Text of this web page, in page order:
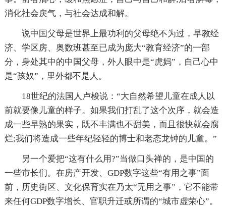
消化社会戾气，与社会达成和解。
说中国父母是世界上最功利的父母绝不为过，早教经
济、学区房、奥数班甚至已成为庞大“教育经济”的一部
分，身处其中的中国父母，外人眼中是“虎妈”，自己心中
是“孩奴”，里外都不是人。
18世纪的法国人卢梭说：“大自然希望儿童在成人以
前就要像儿童的样子。如果我们打乱了这个次序，就会造
成一些早熟的果实，既不丰满也不甜美，而且很快就会腐
烂;我们将造成一些年纪轻轻的博士和老态龙钟的儿童。”
另一个爱把“这有什么用?”当做口头禅的，是中国的
一些市长们。在房产开发、GDP数字这些“有用之事”面
前，历史街区、文化保育实在乃太“无用之事”，它不能带
来任何GDP数字增长、官职升迁或所谓的“城市虚荣心”。